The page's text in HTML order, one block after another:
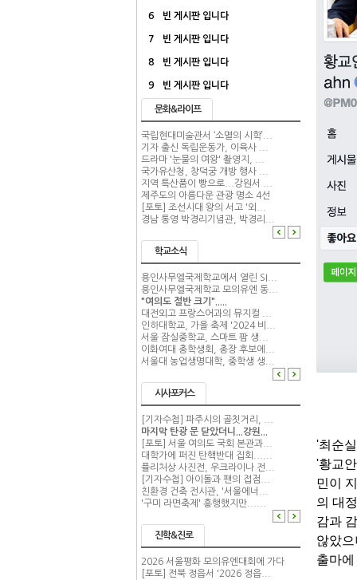
6 빈 게시판 입니다
7 빈 게시판 입니다
8 빈 게시판 입니다
9 빈 게시판 입니다
문화&라이프
국립현대미술관서 ‘소멸의 시학’...
기자 출신 독립운동가, 이육사 ...
드라마 '눈물의 여왕' 촬영지, ...
국가유산청, 창덕궁 개방 행사 ...
지역 특산품이 빵으로...강원서 ...
제주도의 아름다운 관광 명소 4선
[포토] 조선시대 왕의 서고 '외...
경남 통영 박경리기념관, 박경리...
학교소식
용인사무엘국제학교에서 열린 SI...
용인사무엘국제학교 모의유엔 동...
"여의도 절반 크기".....
대전외고 프랑스어과의 뮤지컬 ...
인하대학교, 가을 축제 '2024 비...
서울 잠실중학교, 스마트 팜 생...
이화여대 총학생회, 총장 후보에...
서울대 농업생명대학, 중학생 생...
시사포커스
[기자수첩] 파주시의 골칫거리, ...
마지막 탄광 문 닫았더니...강원...
[포토] 서울 여의도 국회 본관과...
대학가에 퍼진 탄핵반대 집회......
퓰리처상 사진전, 우크라이나 전...
[기자수첩] 아이돌과 팬의 접점...
친환경 건축 전시관, '서울에너...
'구미 라면축제' 흥행했지만......
진학&진로
2026 서울평화 모의유엔대회에 가다
[포토] 전북 정읍서 '2026 정읍...
'최순
'황교
민이
의 대
감과
않았
출마